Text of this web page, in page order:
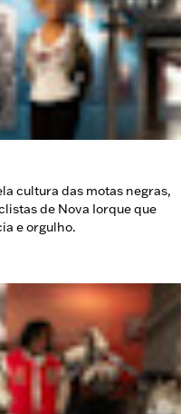
cultura das motas negras,
de Nova Iorque que
e orgulho.